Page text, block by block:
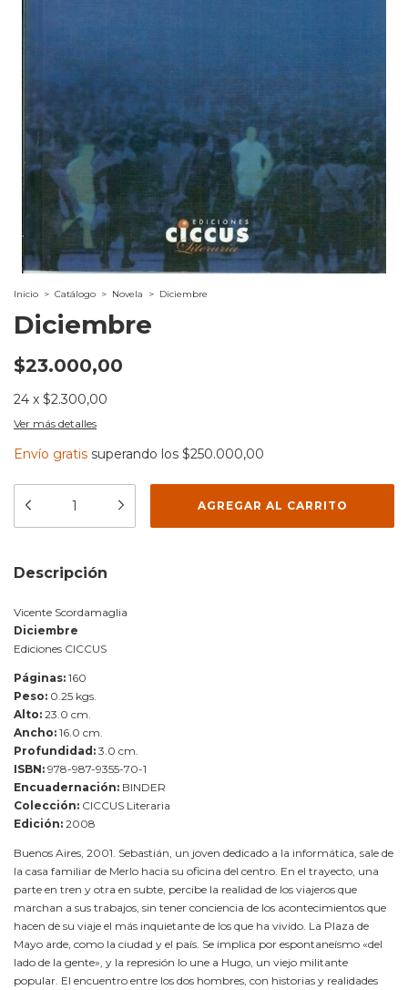
Inicio > Catálogo > Novela > Diciembre
Diciembre
$23.000,00
24 x $2.300,00
Ver más detalles
Envío gratis superando los $250.000,00
Descripción
Vicente Scordamaglia
Diciembre
Ediciones CICCUS
Páginas: 160
Peso: 0.25 kgs.
Alto: 23.0 cm.
Ancho: 16.0 cm.
Profundidad: 3.0 cm.
ISBN: 978-987-9355-70-1
Encuadernación: BINDER
Colección: CICCUS Literaria
Edición: 2008
Buenos Aires, 2001. Sebastián, un joven dedicado a la informática, sale de
la casa familiar de Merlo hacia su oficina del centro. En el trayecto, una
parte en tren y otra en subte, percibe la realidad de los viajeros que
marchan a sus trabajos, sin tener conciencia de los acontecimientos que
hacen de su viaje el más inquietante de los que ha vivido. La Plaza de
Mayo arde, como la ciudad y el país. Se implica por espontaneísmo «del
lado de la gente», y la represión lo une a Hugo, un viejo militante
popular. El encuentro entre los dos hombres, con historias y realidades